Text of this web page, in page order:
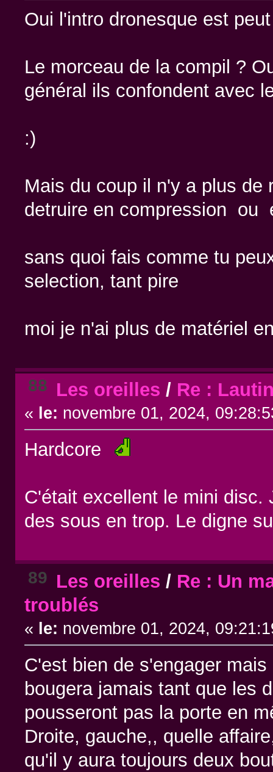
Oui l'intro dronesque est
Le morceau de la compil ?
général ils confondent avec
:)
Mais du coup il n'y a plus de
detruire en compression ou
sans quoi fais comme tu
selection, tant pire
moi je n'ai plus de matériel
88 Les oreilles / Re :
« le: novembre 01, 2024,
Hardcore
C'était excellent le mini disc.
des sous en trop. Le digne
89 Les oreilles / Re : Un
troublés
« le: novembre 01, 2024,
C'est bien de s'engager
bougera jamais tant que les
pousseront pas la porte en
Droite, gauche,, quelle
qu'il y aura toujours deux